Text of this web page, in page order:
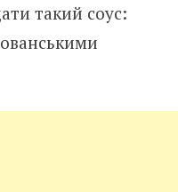
такий соус: